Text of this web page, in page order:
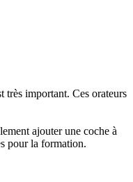
très important. Ces orateurs
ajouter une coche à
pour la formation.